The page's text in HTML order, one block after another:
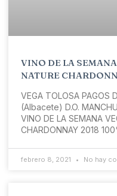
VINO DE LA
NATURE
VEGA TOLOSA PAGOS
(Albacete) D.O.
VINO DE LA SEMANA
CHARDONNAY 2018
febrero 8, 2021 No hay